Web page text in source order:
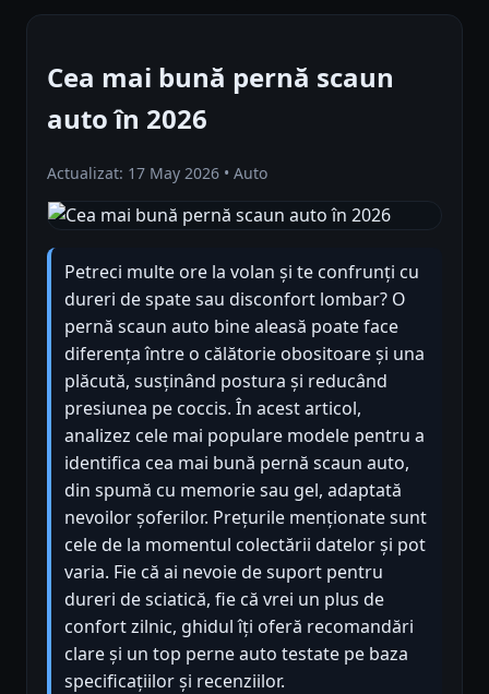
Cea mai bună pernă scaun
auto în 2026
Actualizat: 17 May 2026 • Auto
Petreci multe ore la volan și te confrunți cu
dureri de spate sau disconfort lombar? O
pernă scaun auto bine aleasă poate face
diferența între o călătorie obositoare și una
plăcută, susținând postura și reducând
presiunea pe coccis. În acest articol,
analizez cele mai populare modele pentru a
identifica cea mai bună pernă scaun auto,
din spumă cu memorie sau gel, adaptată
nevoilor șoferilor. Prețurile menționate sunt
cele de la momentul colectării datelor și pot
varia. Fie că ai nevoie de suport pentru
dureri de sciatică, fie că vrei un plus de
confort zilnic, ghidul îți oferă recomandări
clare și un top perne auto testate pe baza
specificațiilor și recenziilor.